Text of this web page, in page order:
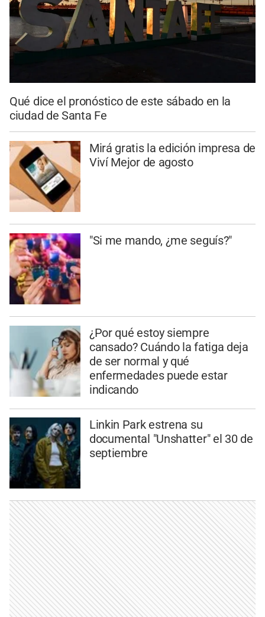
Qué dice el pronóstico de este sábado en la
ciudad de Santa Fe
Mirá gratis la edición impresa de
Viví Mejor de agosto
"Si me mando, ¿me seguís?"
¿Por qué estoy siempre
cansado? Cuándo la fatiga deja
de ser normal y qué
enfermedades puede estar
indicando
Linkin Park estrena su
documental "Unshatter" el 30 de
septiembre